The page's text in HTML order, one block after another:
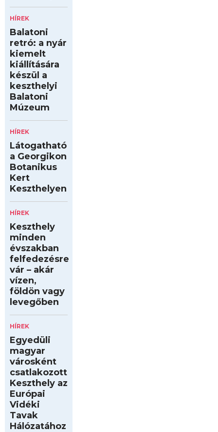
HÍREK
Balatoni
retró: a nyár
kiemelt
kiállítására
készül a
keszthelyi
Balatoni
Múzeum
HÍREK
Látogatható
a Georgikon
Botanikus
Kert
Keszthelyen
HÍREK
Keszthely
minden
évszakban
felfedezésre
vár – akár
vízen,
földön vagy
levegőben
HÍREK
Egyedüli
magyar
városként
csatlakozott
Keszthely az
Európai
Vidéki
Tavak
Hálózatához